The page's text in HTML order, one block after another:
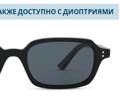
ДОСТУПНО С ДИОПТРИЯМИ